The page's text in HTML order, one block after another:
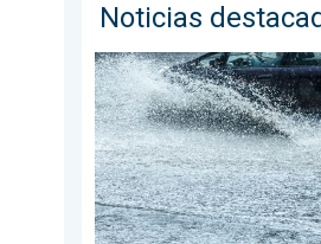
Noticias
Carreteras inundadas